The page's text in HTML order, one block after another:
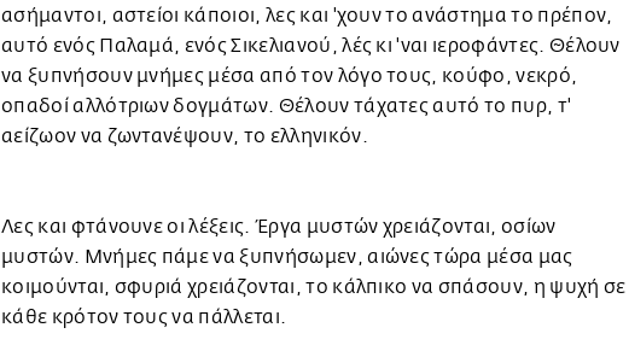
ασήμαντοι, αστείοι κάποιοι, λες και 'χουν το ανάστημα το πρέπον,
αυτό ενός Παλαμά, ενός Σικελιανού, λές κι 'ναι ιεροφάντες. Θέλουν
να ξυπνήσουν μνήμες μέσα από τον λόγο τους, κούφο, νεκρό,
οπαδοί αλλότριων δογμάτων. Θέλουν τάχατες αυτό το πυρ, τ'
αείζωον να ζωντανέψουν, το ελληνικόν.
Λες και φτάνουνε οι λέξεις. Έργα μυστών χρειάζονται, οσίων
μυστών. Μνήμες πάμε να ξυπνήσωμεν, αιώνες τώρα μέσα μας
κοιμούνται, σφυριά χρειάζονται, το κάλπικο να σπάσουν, η ψυχή σε
κάθε κρότον τους να πάλλεται.